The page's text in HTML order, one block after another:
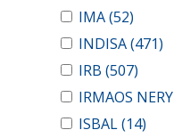
IMA(52)
INDISA(471)
IRB (507)
IRMAOS NERY
ISBAL(14)